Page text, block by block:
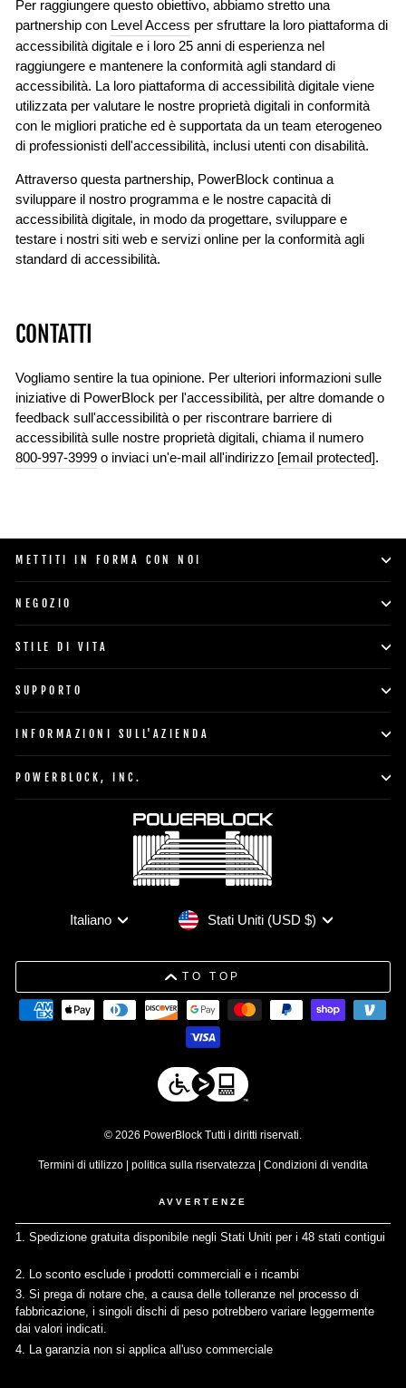
Per raggiungere questo obiettivo, abbiamo stretto una
partnership con Level Access per sfruttare la loro piattaforma di
accessibilità digitale e i loro 25 anni di esperienza nel
raggiungere e mantenere la conformità agli standard di
accessibilità. La loro piattaforma di accessibilità digitale viene
utilizzata per valutare le nostre proprietà digitali in conformità
con le migliori pratiche ed è supportata da un team eterogeneo
di professionisti dell'accessibilità, inclusi utenti con disabilità.
Attraverso questa partnership, PowerBlock continua a
sviluppare il nostro programma e le nostre capacità di
accessibilità digitale, in modo da progettare, sviluppare e
testare i nostri siti web e servizi online per la conformità agli
standard di accessibilità.
CONTATTI
Vogliamo sentire la tua opinione. Per ulteriori informazioni sulle
iniziative di PowerBlock per l'accessibilità, per altre domande o
feedback sull'accessibilità o per riscontrare barriere di
accessibilità sulle nostre proprietà digitali, chiama il numero
800-997-3999 o inviaci un'e-mail all'indirizzo [email protected].
METTITI IN FORMA CON NOI
NEGOZIO
STILE DI VITA
SUPPORTO
INFORMAZIONI SULL'AZIENDA
POWERBLOCK, INC.
Lingua
Italiano Valuta Stati Uniti (USD $)
TO TOP
© 2026 PowerBlock Tutti i diritti riservati.
Termini di utilizzo politica sulla riservatezza Condizioni di vendita
AVVERTENZE
1. Spedizione gratuita disponibile negli Stati Uniti per i 48 stati contigui
2. Lo sconto esclude i prodotti commerciali e i ricambi
3. Si prega di notare che, a causa delle tolleranze nel processo di
fabbricazione, i singoli dischi di peso potrebbero variare leggermente
dai valori indicati.
4. La garanzia non si applica all'uso commerciale